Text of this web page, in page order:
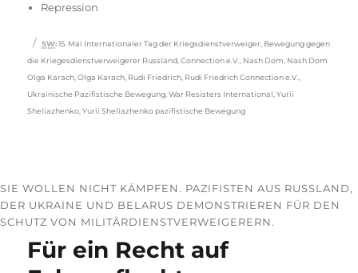
Repression
Schlagwörter
SW: 15. Mai Internationaler Tag der Kriegsdienstverweiger Bewegung gegen
die Kriegesdienstverweigerer Russland ,Connection e.V. Nash Dom Nash Dom
Olga Karach ,Olga Karach Rudi Friedrich Rudi Friedrich Connection e.V.
Ukrainische Pazifistische Bewegung ,War Resisters International ,Yurii
Sheliazhenko ,Yurii Sheliazhenko pazifistische Bewegung
SIE WOLLEN NICHT KÄMPFEN. PAZIFISTEN AUS RUSSLAND,
DER UKRAINE UND BELARUS DEMONSTRIEREN FÜR DEN
SCHUTZ VON MILITÄRDIENSTVERWEIGERERN.
Für ein Recht auf